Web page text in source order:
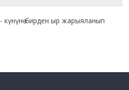
- күнүнө бирден ыр жарыяланып